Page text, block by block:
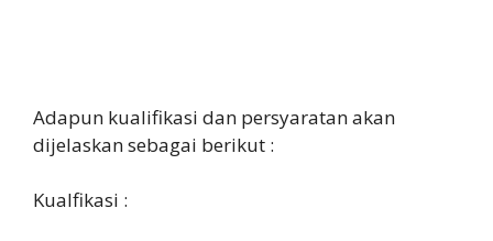
Adapun kualifikasi dan persyaratan akan
dijelaskan sebagai berikut :
Kualfikasi :